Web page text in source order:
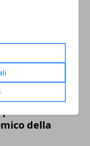
del
della